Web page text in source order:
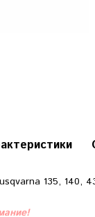
135, 140,